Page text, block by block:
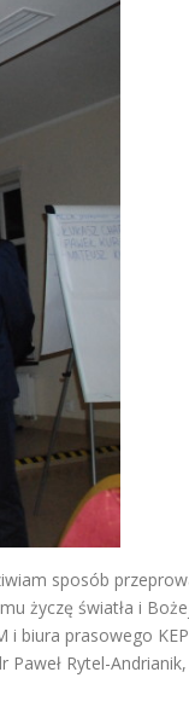
sposób
życzę światła i
biura prasowego
Rytel-